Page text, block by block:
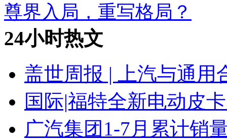
尊界入局，重写格局？
24小时热文
盖世周报 | 上汽与通用
国际|福特全新电动皮
广汽集团1-7月累计销